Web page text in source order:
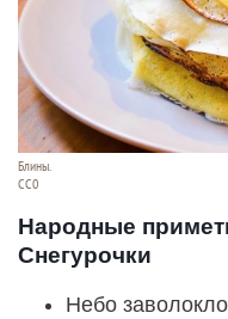
Блины.
CC0
Народные
Снегурочки
Небо